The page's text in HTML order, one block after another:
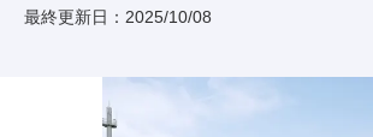
最終更新日： 2025/10/08